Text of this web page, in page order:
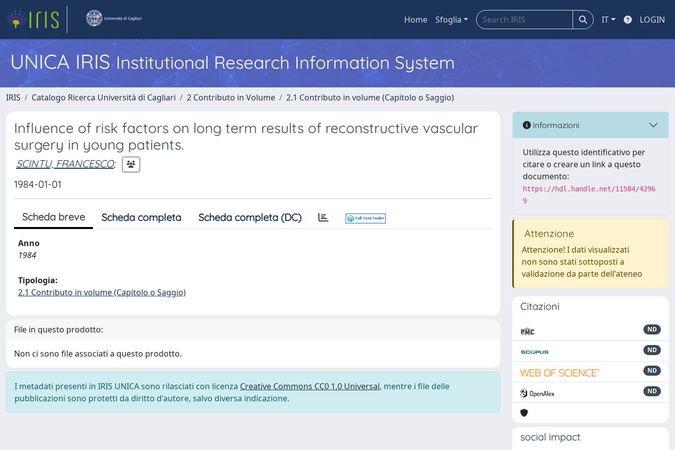
Home Sfoglia IT LOGIN
UNICA IRISInstitutional Research Information System
IRIS Catalogo Ricerca Università di Cagliari 2 Contributo in Volume 2.1 Contributo in volume (Capitolo o Saggio)
Influence of risk factors on long term results of reconstructive vascular
surgery in young patients.
SCINTU, FRANCESCO;
1984-01-01
Scheda breve Scheda completa Scheda completa (DC)
Anno
1984
Tipologia:
2.1 Contributo in volume (Capitolo o Saggio)
File in questo prodotto:
Non ci sono file associati a questo prodotto.
I metadati presenti in IRIS UNICA sono rilasciati con licenza Creative Commons CC0 1.0 Universal, mentre i file delle
pubblicazioni sono protetti da diritto d'autore, salvo diversa indicazione.
Informazioni
Utilizza questo identificativo per
citare o creare un link a questo
documento:
https://hdl.handle.net/11584/4296
9
Attenzione
Attenzione! I dati visualizzati
non sono stati sottoposti a
validazione da parte dell'ateneo
Citazioni
ND
ND
ND
ND
social impact